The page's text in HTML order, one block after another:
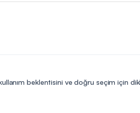
beklentisini ve doğru seçim için